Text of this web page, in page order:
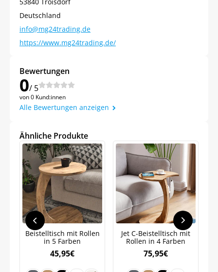
Deutschland
info@mg24trading.de
https://www.mg24trading.de/
Bewertungen
0/ 5
von 0 Kund:innen
Alle Bewertungen anzeigen
Ähnliche Produkte
Beistelltisch mit Rollen
in 5 Farben
45,95€
Jet C-Beistelltisch mit
Rollen in 4 Farben
75,95€
Jetzt5% Rabatt
Meinen Code senden
Bleiben Sie auf dem Laufenden über
Neuigkeiten und Angebote.
Weitere Informationen darüber, wie wir Ihre Daten für
Marketingkommunikation verarbeiten. Lesen Sie unsere
Datenschutzrichtlinie.